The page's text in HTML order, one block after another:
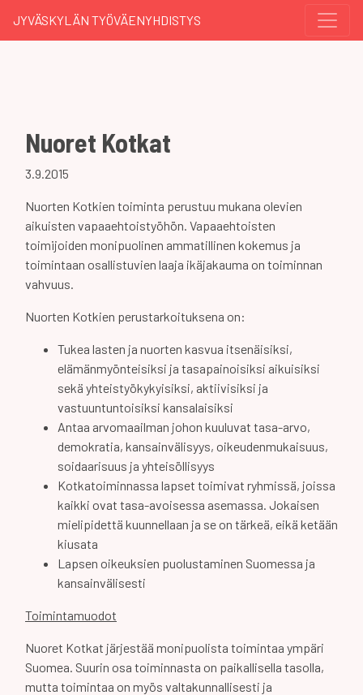
JYVÄSKYLÄN TYÖVÄENYHDISTYS
Nuoret Kotkat
3.9.2015
Nuorten Kotkien toiminta perustuu mukana olevien
aikuisten vapaaehtoistyöhön. Vapaaehtoisten
toimijoiden monipuolinen ammatillinen kokemus ja
toimintaan osallistuvien laaja ikäjakauma on toiminnan
vahvuus.
Nuorten Kotkien perustarkoituksena on:
Tukea lasten ja nuorten kasvua itsenäisiksi,
elämänmyönteisiksi ja tasapainoisiksi aikuisiksi
sekä yhteistyökykyisiksi, aktiivisiksi ja
vastuuntuntoisiksi kansalaisiksi
Antaa arvomaailman johon kuuluvat tasa-arvo,
demokratia, kansainvälisyys, oikeudenmukaisuus,
soidaarisuus ja yhteisöllisyys
Kotkatoiminnassa lapset toimivat ryhmissä, joissa
kaikki ovat tasa-avoisessa asemassa. Jokaisen
mielipidettä kuunnellaan ja se on tärkeä, eikä ketään
kiusata
Lapsen oikeuksien puolustaminen Suomessa ja
kansainvälisesti
Toimintamuodot
Nuoret Kotkat järjestää monipuolista toimintaa ympäri
Suomea. Suurin osa toiminnasta on paikallisella tasolla,
mutta toimintaa on myös valtakunnallisesti ja